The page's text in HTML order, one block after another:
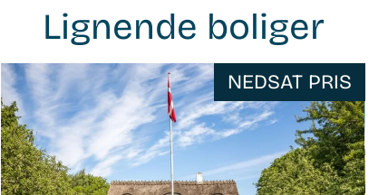
Lignende boliger
NEDSAT PRIS
WB-
26048